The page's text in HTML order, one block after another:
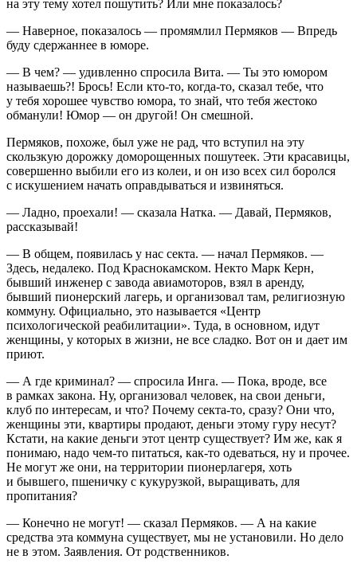
на эту тему хотел пошутить? Или мне показалось?
— Наверное, показалось — промямлил Пермяков — Впредь
буду сдержаннее в юморе.
— В чем? — удивленно спросила Вита. — Ты это юмором
называешь?! Брось! Если кто-то, когда-то, сказал тебе, что
у тебя хорошее чувство юмора, то знай, что тебя жестоко
обманули! Юмор — он другой! Он смешной.
Пермяков, похоже, был уже не рад, что вступил на эту
скользкую дорожку доморощенных пошутеек. Эти красавицы,
совершенно выбили его из колеи, и он изо всех сил боролся
с искушением начать оправдываться и извиняться.
— Ладно, проехали! — сказала Натка. — Давай, Пермяков,
рассказывай!
— В общем, появилась у нас секта. — начал Пермяков. —
Здесь, недалеко. Под Краснокамском. Некто Марк Керн,
бывший инженер с завода авиамоторов, взял в аренду,
бывший пионерский лагерь, и организовал там, религиозную
коммуну. Официально, это называется «Центр
психологической реабилитации». Туда, в основном, идут
женщины, у которых в жизни, не все сладко. Вот он и дает им
приют.
— А где криминал? — спросила Инга. — Пока, вроде, все
в рамках закона. Ну, организовал человек, на свои деньги,
клуб по интересам, и что? Почему секта-то, сразу? Они что,
женщины эти, квартиры продают, деньги этому гуру несут?
Кстати, на какие деньги этот центр существует? Им же, как я
понимаю, надо чем-то питаться, как-то одеваться, ну и прочее.
Не могут же они, на территории пионерлагеря, хоть
и бывшего, пшеничку с кукурузкой, выращивать, для
пропитания?
— Конечно не могут! — сказал Пермяков. — А на какие
средства эта коммуна существует, мы не установили. Но дело
не в этом. Заявления. От родственников.